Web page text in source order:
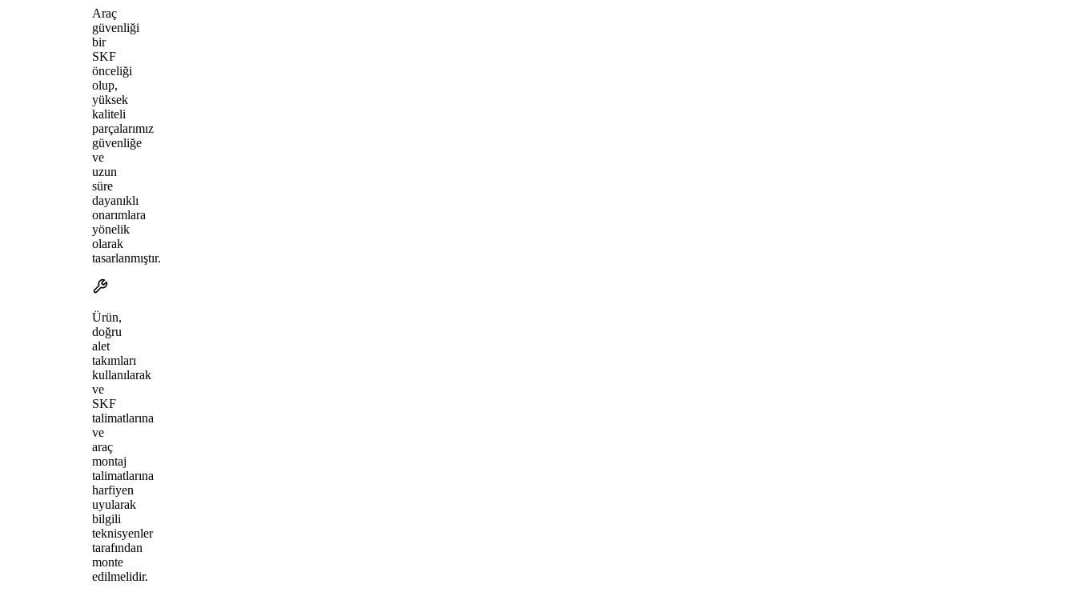
Araç
güvenliği
bir
SKF
önceliği
olup,
yüksek
kaliteli
parçalarımız
güvenliğe
ve
uzun
süre
dayanıklı
onarımlara
yönelik
olarak
tasarlanmıştır.
Ürün,
doğru
alet
takımları
kullanılarak
ve
SKF
talimatlarına
ve
araç
montaj
talimatlarına
harfiyen
uyularak
bilgili
teknisyenler
tarafından
monte
edilmelidir.